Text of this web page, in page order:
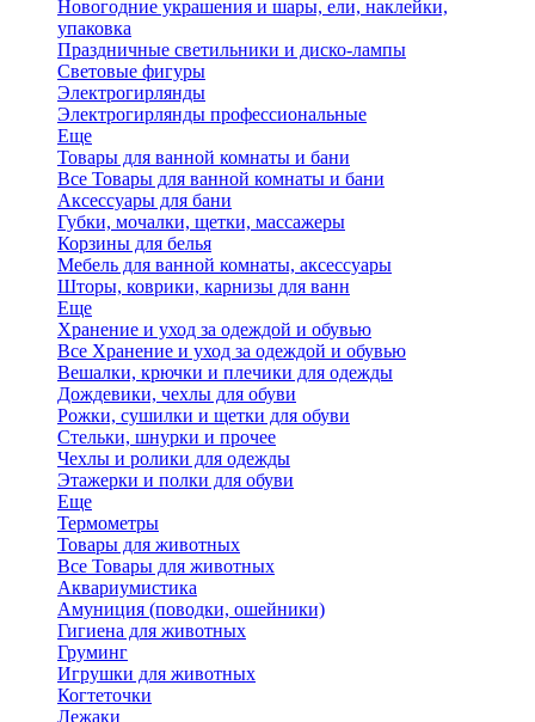
Новогодние украшения и шары, ели, наклейки,
упаковка
Праздничные светильники и диско-лампы
Световые фигуры
Электрогирлянды
Электрогирлянды профессиональные
Еще
Товары для ванной комнаты и бани
Все Товары для ванной комнаты и бани
Аксессуары для бани
Губки, мочалки, щетки, массажеры
Корзины для белья
Мебель для ванной комнаты, аксессуары
Шторы, коврики, карнизы для ванн
Еще
Хранение и уход за одеждой и обувью
Все Хранение и уход за одеждой и обувью
Вешалки, крючки и плечики для одежды
Дождевики, чехлы для обуви
Рожки, сушилки и щетки для обуви
Стельки, шнурки и прочее
Чехлы и ролики для одежды
Этажерки и полки для обуви
Еще
Термометры
Товары для животных
Все Товары для животных
Аквариумистика
Амуниция (поводки, ошейники)
Гигиена для животных
Груминг
Игрушки для животных
Когтеточки
Лежаки